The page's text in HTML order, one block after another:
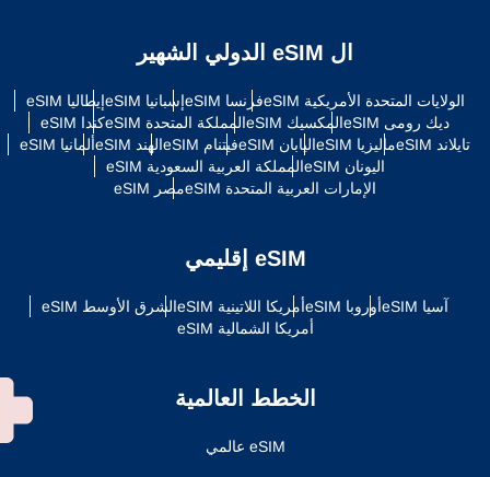
ال eSIM الدولي الشهير
الولايات المتحدة الأمريكية eSIM فرنسا eSIM إسبانيا eSIM
إيطاليا eSIM
ديك رومى eSIM
المكسيك eSIM المملكة المتحدة eSIM
كندا eSIM
تايلاند eSIM
ماليزيا eSIM اليابان eSIM فيتنام eSIM الهند eSIM
ألمانيا eSIM
اليونان eSIM
المملكة العربية السعودية eSIM
الإمارات العربية المتحدة eSIM
مصر eSIM
eSIM إقليمي
آسيا eSIM أوروبا eSIM أمريكا اللاتينية eSIM
الشرق الأوسط eSIM
أمريكا الشمالية eSIM
الخطط العالمية
eSIM عالمي